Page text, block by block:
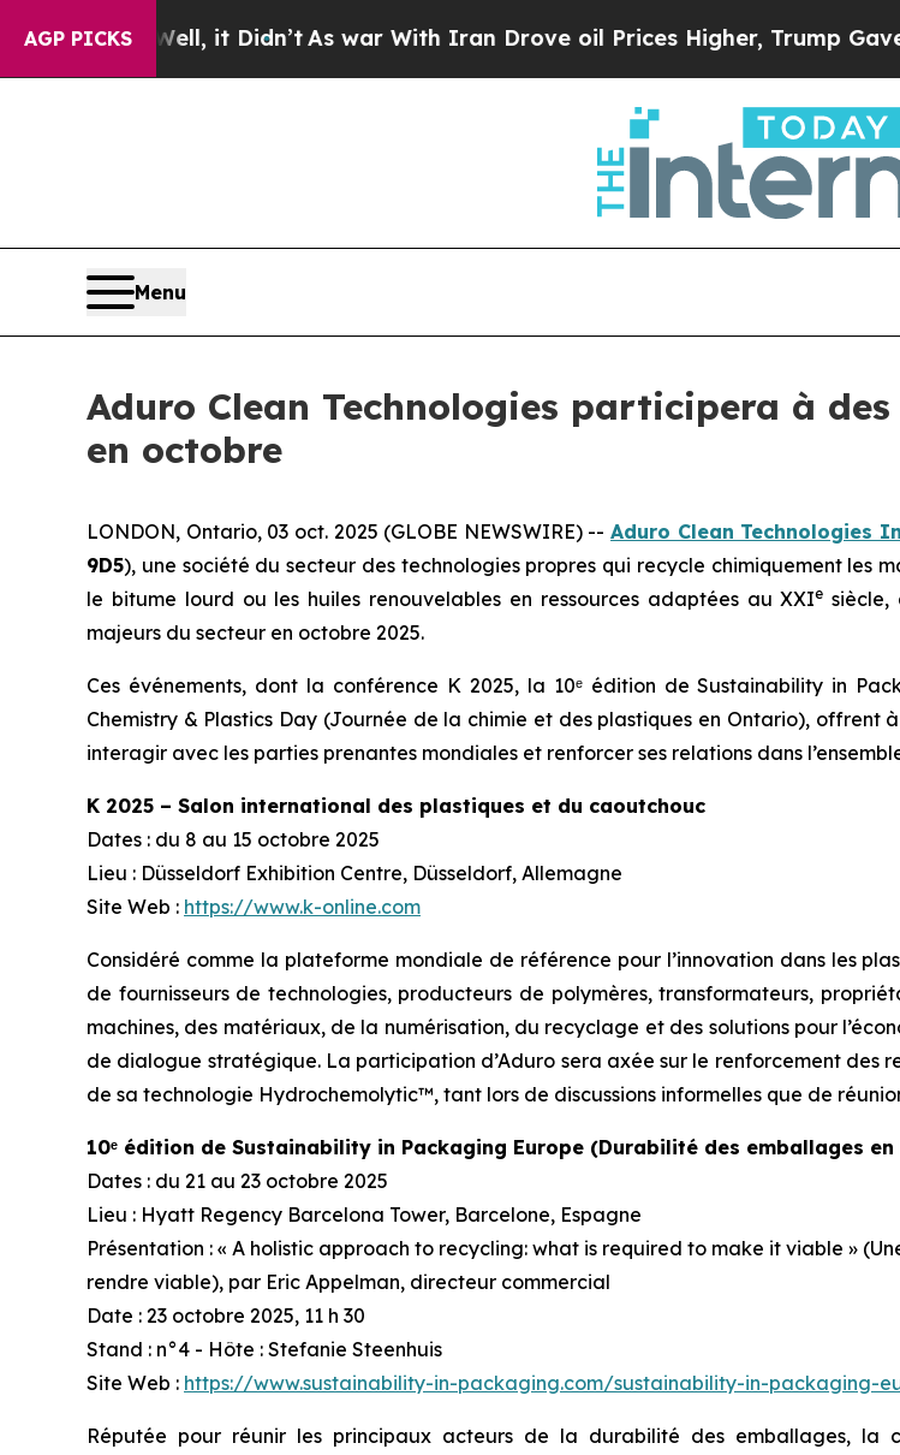
AGP PICKS
Well, it Didn’tAs war With Iran Drove oil Prices Higher, Trump Gave
Menu
Aduro Clean Technologies participera à
en octobre
LONDON, Ontario, 03 oct. 2025 (GLOBE NEWSWIRE) --Aduro Clean Technologies
9D5), une société du secteur des technologies propres qui recycle chimiquement les
le bitume lourd ou les huiles renouvelables en ressources adaptées au XXIe siècle,
majeurs du secteur en octobre 2025.
Ces événements, dont la conférence K 2025, la 10ᵉ édition de Sustainability in
Chemistry & Plastics Day (Journée de la chimie et des plastiques en Ontario),
interagir avec les parties prenantes mondiales et renforcer ses relations dans
K 2025 – Salon international des plastiques et du caoutchouc
Dates : du 8 au 15 octobre 2025
Lieu : Düsseldorf Exhibition Centre, Düsseldorf, Allemagne
Site Web : https://www.k-online.com
Considéré comme la plateforme mondiale de référence pour l’innovation dans les
de fournisseurs de technologies, producteurs de polymères, transformateurs,
machines, des matériaux, de la numérisation, du recyclage et des solutions pour
de dialogue stratégique. La participation d’Aduro sera axée sur le renforcement des
de sa technologie Hydrochemolytic™, tant lors de discussions informelles que de
10ᵉ édition de Sustainability in Packaging Europe (Durabilité des emballages en
Dates : du 21 au 23 octobre 2025
Lieu : Hyatt Regency Barcelona Tower, Barcelone, Espagne
Présentation : « A holistic approach to recycling: what is required to make it viable »
rendre viable), par Eric Appelman, directeur commercial
Date : 23 octobre 2025, 11 h 30
Stand : n°4 - Hôte : Stefanie Steenhuis
Site Web : https://www.sustainability-in-packaging.com/sustainability-in-packaging-
Réputée pour réunir les principaux acteurs de la durabilité des emballages, la